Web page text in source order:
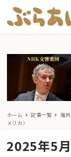
ホーム 記事一覧 海
メリカ〉
2025年5